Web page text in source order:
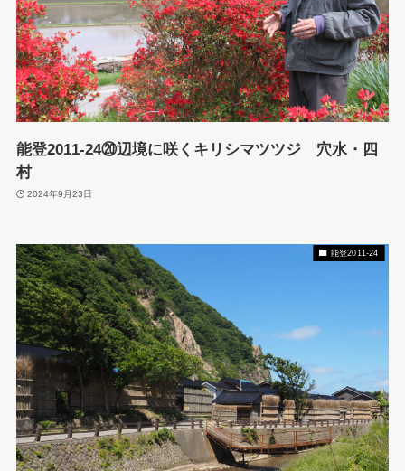
能登2011-24⑳辺境に咲くキリシマツツジ 穴水・四
村
2024年9月23日
能登2011-24